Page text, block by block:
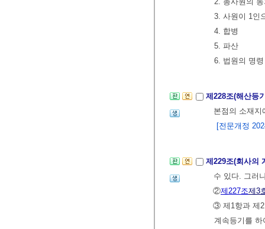
3. 사원이 1인
4. 합병
5. 파산
6. 법원의 명
제228조(해산등
본점의 소재지
[전문개정
제229조(회사의
수 있다. 그러
②제227조제3
③ 제1항과 제2
계속등기를